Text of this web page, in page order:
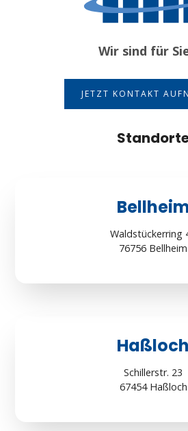
Wir sind für
JETZT KONTAKT
Waldstückerring
76756 Bellheim
Haßloch
Schillerstr. 23
67454 Haßloch